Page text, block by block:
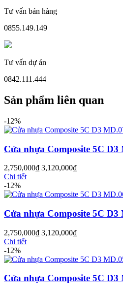
Cửa Nhựa Gỗ
Tư vấn bán hàng
0855.149.149
Tư vấn dự án
0842.111.444
Sản phẩm liên quan
-12%
Cửa nhựa Composite 5C D3
2,750,000₫ 3,120,000₫
Chi tiết
-12%
Cửa nhựa Composite 5C D3
2,750,000₫ 3,120,000₫
Chi tiết
-12%
Cửa nhựa Composite 5C D3